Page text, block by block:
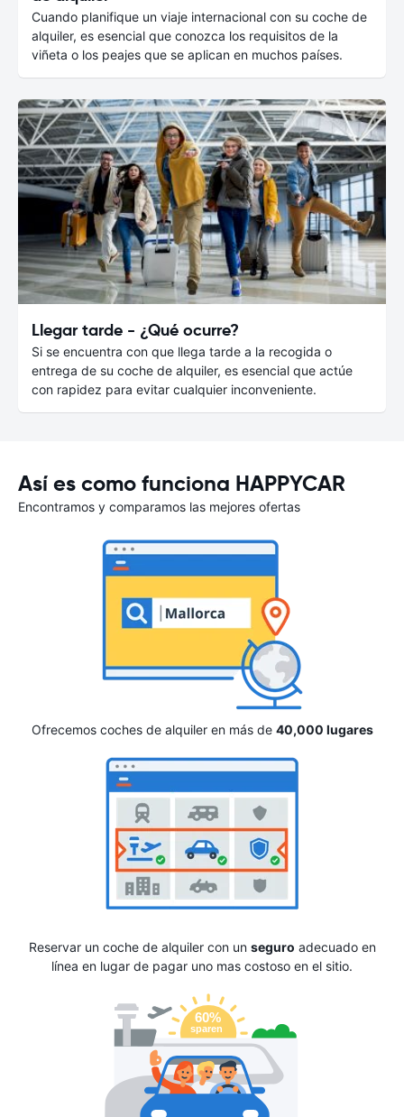
Cuando planifique un viaje internacional con su coche de
alquiler, es esencial que conozca los requisitos de la
viñeta o los peajes que se aplican en muchos países.
Llegar tarde - ¿Qué ocurre?
Si se encuentra con que llega tarde a la recogida o
entrega de su coche de alquiler, es esencial que actúe
con rapidez para evitar cualquier inconveniente.
Así es como funciona HAPPYCAR
Encontramos y comparamos las mejores ofertas
Ofrecemos coches de alquiler en más de 40,000 lugares
Reservar un coche de alquiler con un seguro adecuado en
línea en lugar de pagar uno mas costoso en el sitio.